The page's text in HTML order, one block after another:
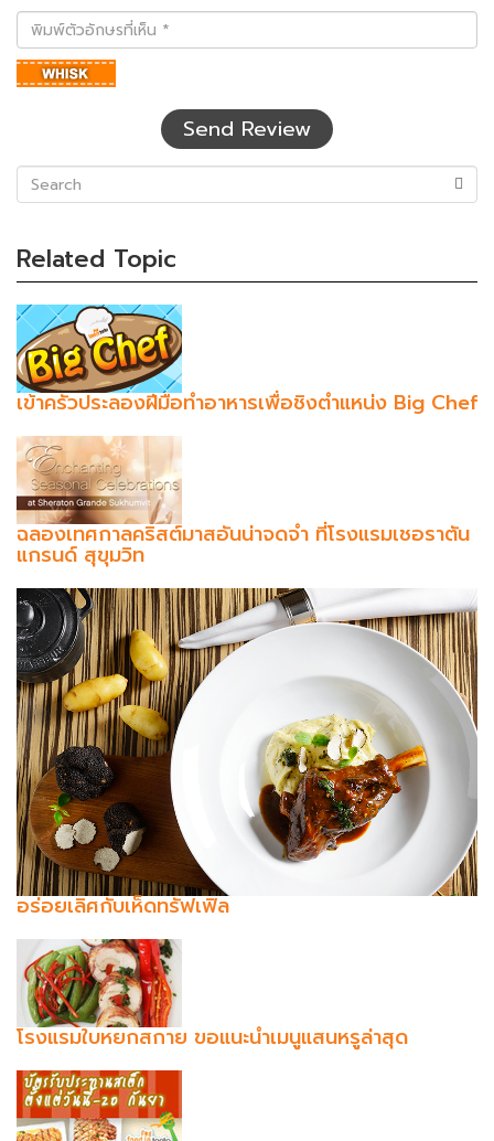
พิมพ์
ตัว
อักษร
ที่
Send Review
Related Topic
เข้าครัวประลองฝีมือทำอาหารเพื่อชิงตำแหน่ง Big Chef
ฉลองเทศกาลคริสต์มาสอันน่าจดจำ ที่โรงแรมเชอราตัน
แกรนด์ สุขุมวิท
อร่อยเลิศกับเห็ดทรัฟเฟิล
โรงแรมใบหยกสกาย ขอแนะนำเมนูแสนหรูล่าสุด